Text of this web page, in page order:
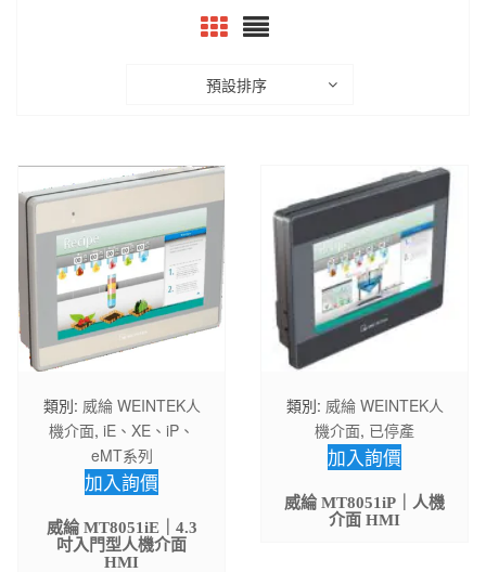
預設排序
類別: 威綸 WEINTEK人
機介面, iE、XE、iP、
eMT系列
加入詢價
威綸 MT8051iE｜4.3
吋入門型人機介面
HMI
類別: 威綸 WEINTEK人
機介面, 已停產
加入詢價
威綸 MT8051iP｜人機
介面 HMI